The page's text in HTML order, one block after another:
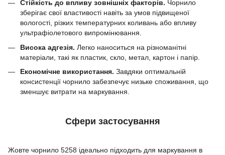
Стійкість до впливу зовнішніх факторів. Чорнило
зберігає свої властивості навіть за умов підвищеної
вологості, різких температурних коливань або впливу
ультрафіолетового випромінювання.
Висока адгезія. Легко наноситься на різноманітні
матеріали, такі як пластик, скло, метал, картон і папір.
Економічне використання. Завдяки оптимальній
консистенції чорнило забезпечує низьке споживання, що
зменшує витрати на маркування.
Сфери застосування
Жовте чорнило 5258 ідеально підходить для маркування в